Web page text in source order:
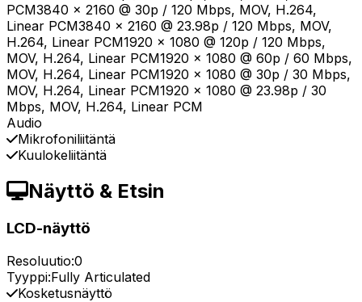
PCM3840 x 2160 @ 30p / 120 Mbps, MOV, H.264,
Linear PCM3840 x 2160 @ 23.98p / 120 Mbps, MOV,
H.264, Linear PCM1920 x 1080 @ 120p / 120 Mbps,
MOV, H.264, Linear PCM1920 x 1080 @ 60p / 60 Mbps,
MOV, H.264, Linear PCM1920 x 1080 @ 30p / 30 Mbps,
MOV, H.264, Linear PCM1920 x 1080 @ 23.98p / 30
Mbps, MOV, H.264, Linear PCM
Audio
Mikrofoniliitäntä
Kuulokeliitäntä
Näyttö & Etsin
LCD-näyttö
Resoluutio:0
Tyyppi:Fully Articulated
Kosketusnäyttö